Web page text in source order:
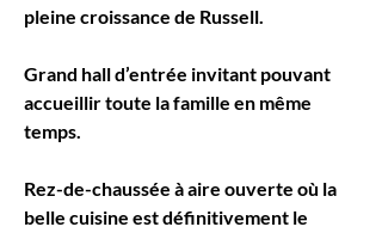
pleine croissance de Russell.
Grand hall d’entrée invitant pouvant
accueillir toute la famille en même
temps.
Rez-de-chaussée à aire ouverte où la
belle cuisine est définitivement le